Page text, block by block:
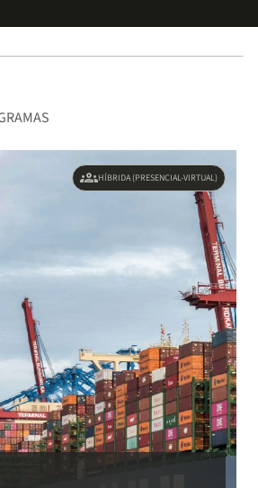
groupsHÍBRIDA (PRESENCIAL-VIRTUAL)